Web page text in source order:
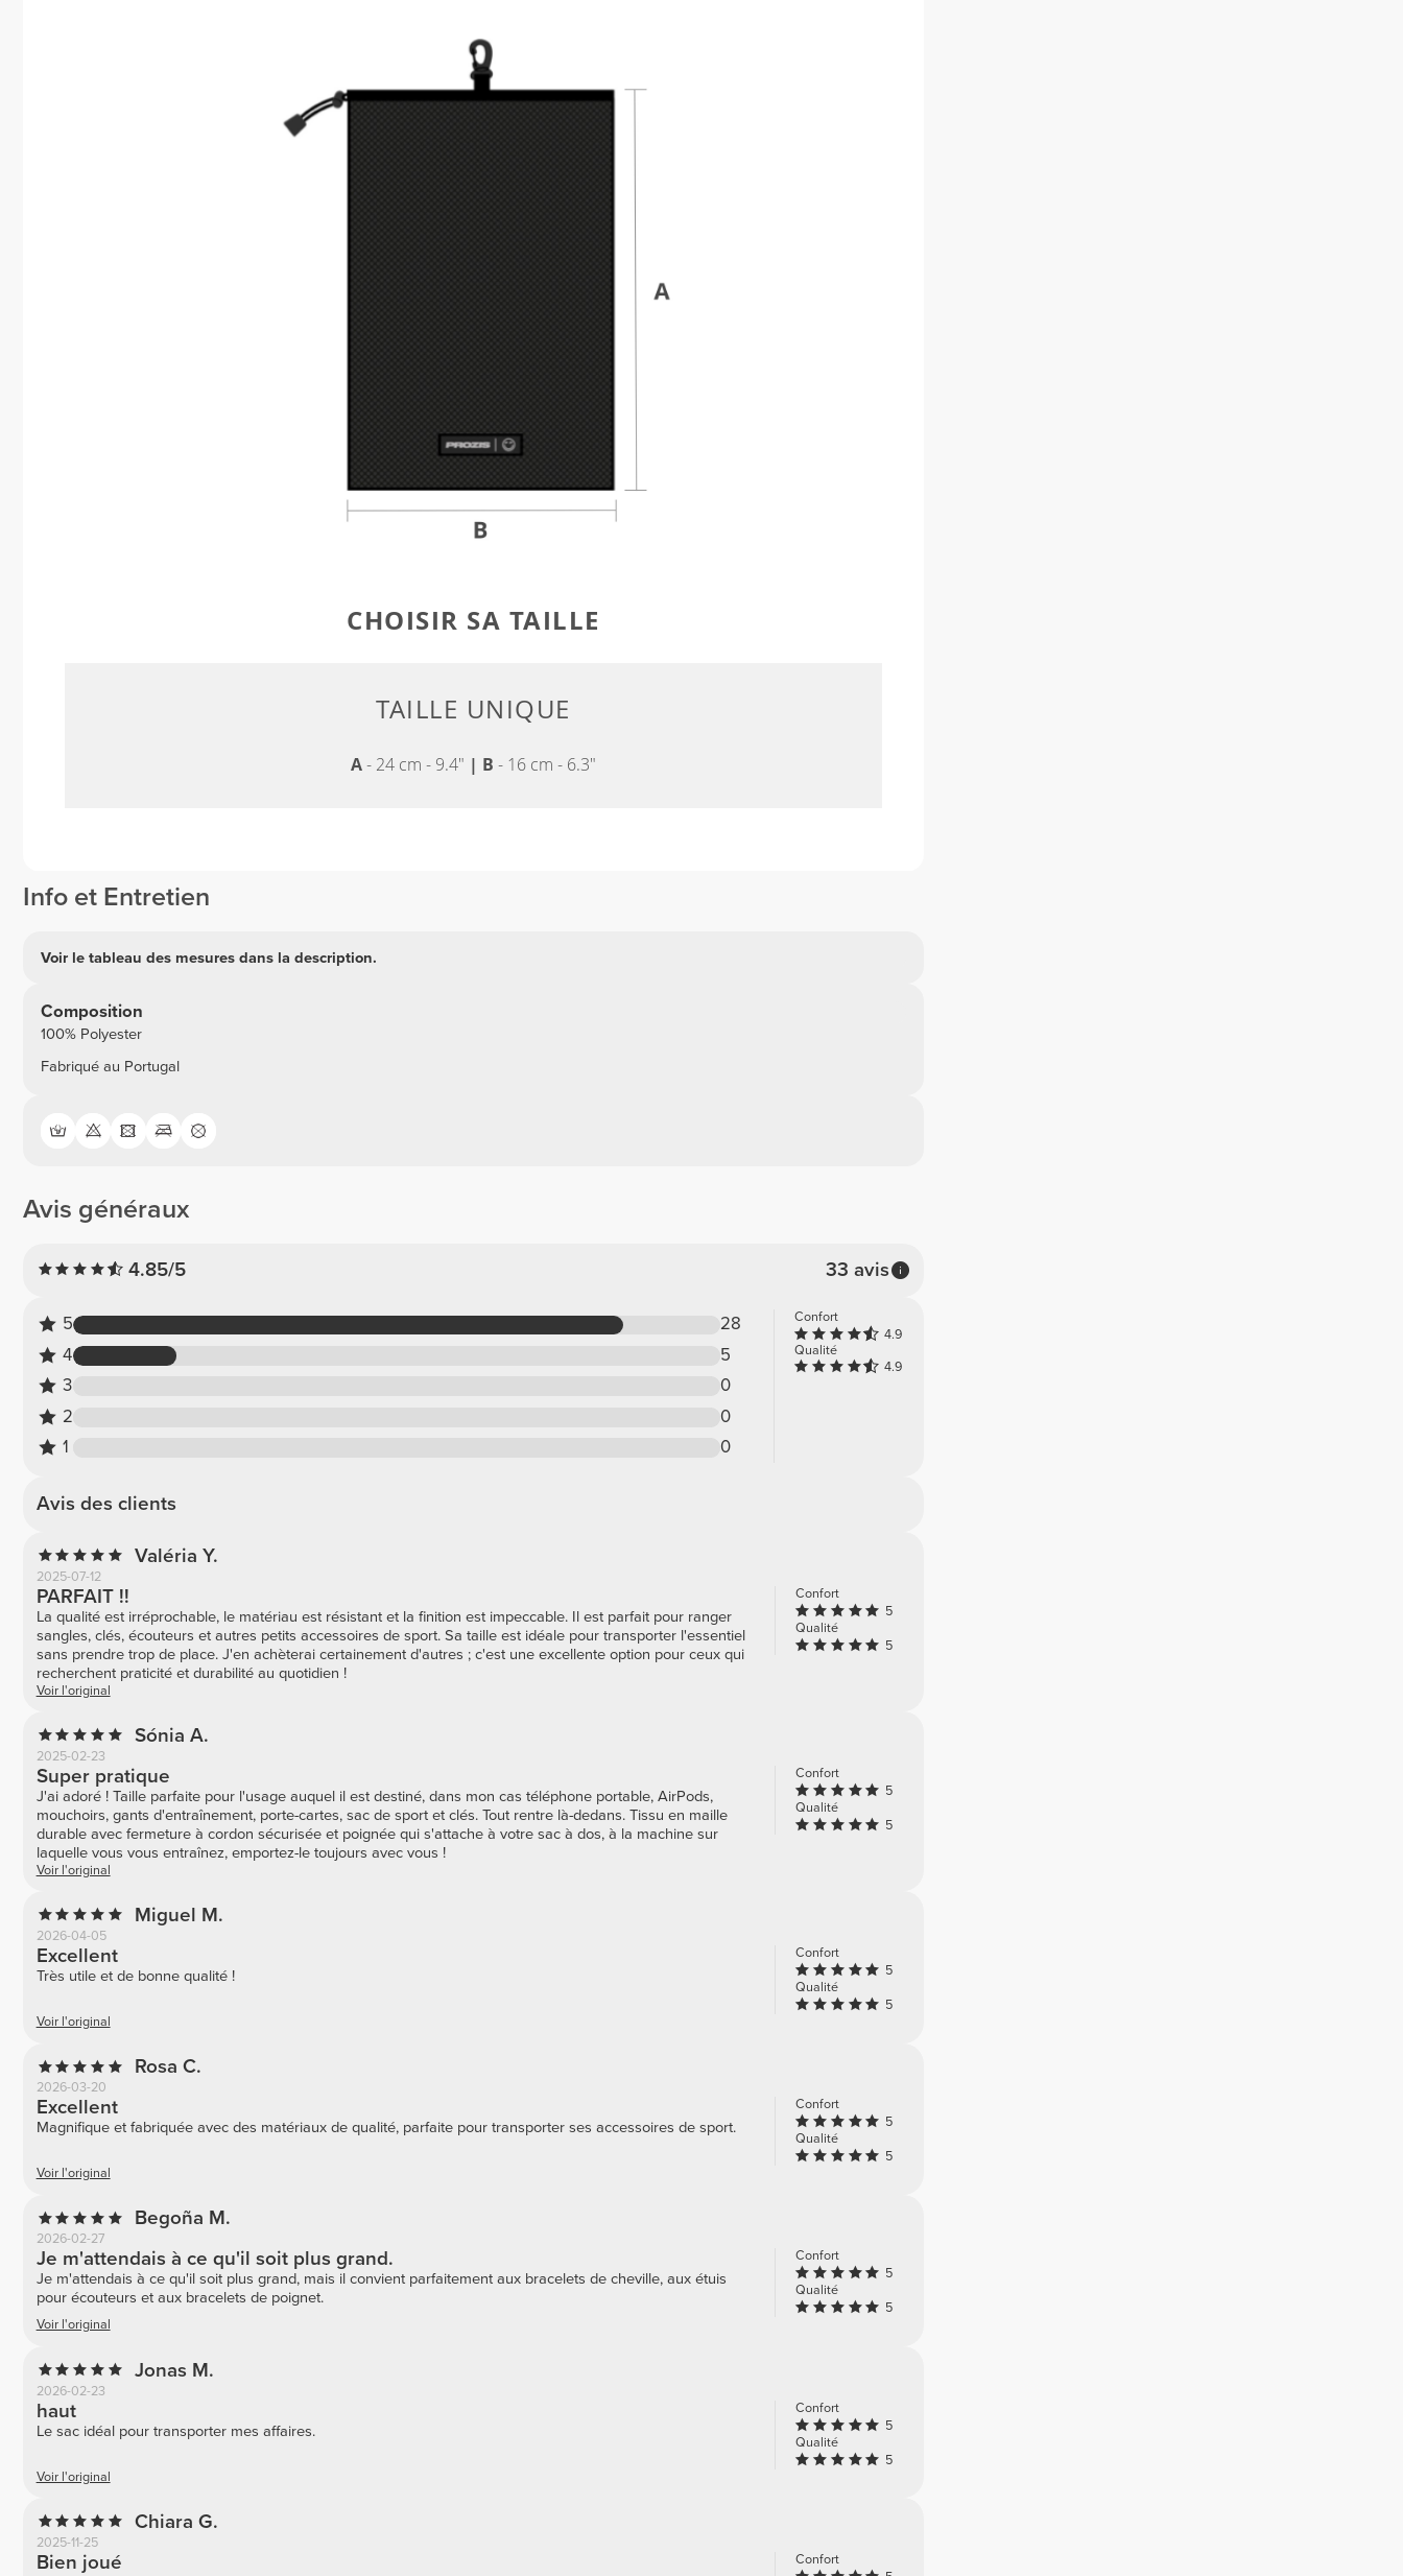
CHOISIR SA TAILLE
TAILLE UNIQUE
A- 24 cm - 9.4" | B - 16 cm - 6.3"
Info et Entretien
Voir le tableau des mesures dans la description.
Composition
100% Polyester
Fabriqué au Portugal
Avis généraux
4.85/5 33 avis
5
28
4
5
3
0
2
0
1
0
Confort
4.9
Qualité
4.9
Avis des clients
Valéria Y.
2025-07-12
Confort
5
Qualité
5
PARFAIT !!
La qualité est irréprochable, le matériau est résistant et la finition est impeccable. Il est parfait pour ranger
sangles, clés, écouteurs et autres petits accessoires de sport. Sa taille est idéale pour transporter l'essentiel
sans prendre trop de place. J'en achèterai certainement d'autres ; c'est une excellente option pour ceux qui
recherchent praticité et durabilité au quotidien !
Voir l'original
Sónia A.
2025-02-23
Confort
5
Qualité
5
Super pratique
J'ai adoré ! Taille parfaite pour l'usage auquel il est destiné, dans mon cas téléphone portable, AirPods,
mouchoirs, gants d'entraînement, porte-cartes, sac de sport et clés. Tout rentre là-dedans. Tissu en maille
durable avec fermeture à cordon sécurisée et poignée qui s'attache à votre sac à dos, à la machine sur
laquelle vous vous entraînez, emportez-le toujours avec vous !
Voir l'original
Miguel M.
2026-04-05
Confort
5
Qualité
5
Excellent
Très utile et de bonne qualité !
Voir l'original
Rosa C.
2026-03-20
Confort
5
Qualité
5
Excellent
Magnifique et fabriquée avec des matériaux de qualité, parfaite pour transporter ses accessoires de sport.
Voir l'original
Begoña M.
2026-02-27
Confort
5
Qualité
5
Je m'attendais à ce qu'il soit plus grand.
Je m'attendais à ce qu'il soit plus grand, mais il convient parfaitement aux bracelets de cheville, aux étuis
pour écouteurs et aux bracelets de poignet.
Voir l'original
Jonas M.
2026-02-23
Confort
5
Qualité
5
haut
Le sac idéal pour transporter mes affaires.
Voir l'original
Chiara G.
2025-11-25
Confort
Bien joué